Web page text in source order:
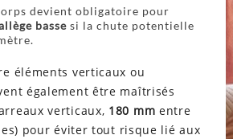
devient obligatoire pour
bassesi la chute potentielle
éléments verticaux ou
également être maîtrisés
verticaux, 180 mm entre
pour éviter tout risque lié aux